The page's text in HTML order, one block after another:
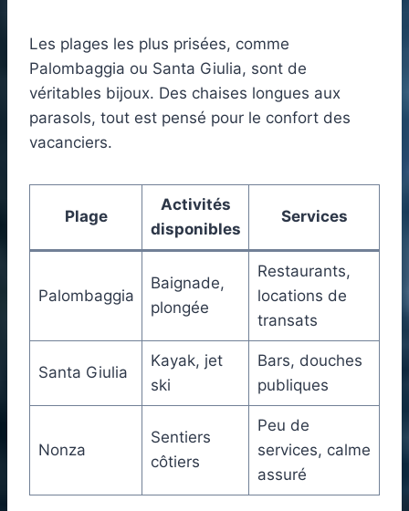
Les plages les plus prisées, comme
Palombaggia ou Santa Giulia, sont de
véritables bijoux. Des chaises longues aux
parasols, tout est pensé pour le confort des
vacanciers.
Plage
Activités
disponibles
Services
Palombaggia
Baignade,
plongée
Restaurants,
locations de
transats
Santa Giulia
Kayak, jet
ski
Bars, douches
publiques
Nonza
Sentiers
côtiers
Peu de
services, calme
assuré